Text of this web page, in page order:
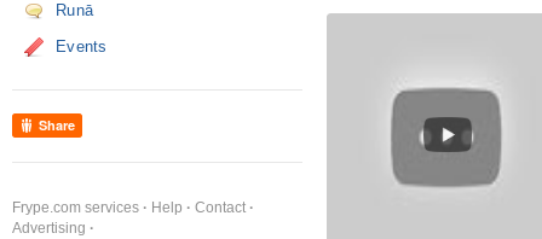
Runā
Events
Share
Frype.com services Help
Contact
Advertising